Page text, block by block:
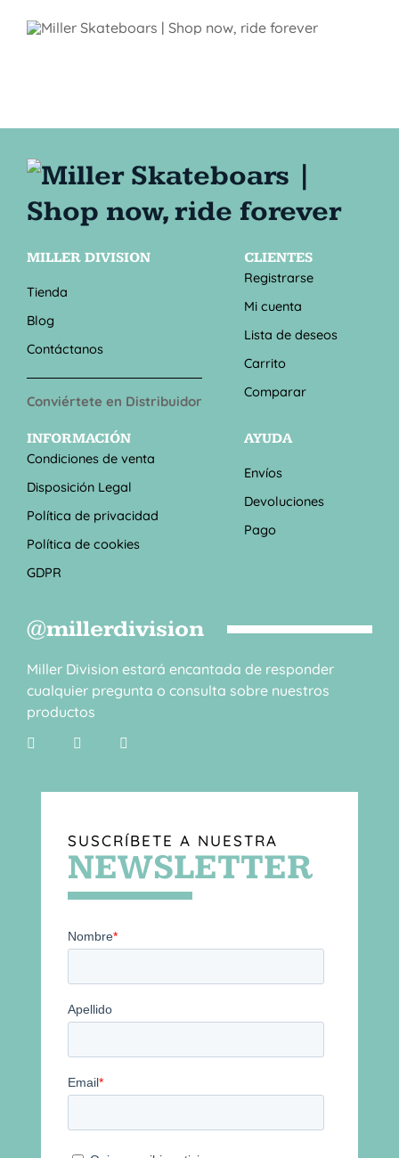
MILLER DIVISION
Tienda
Blog
Contáctanos
Conviértete en Distribuidor
CLIENTES
Registrarse
Mi cuenta
Lista de deseos
Carrito
Comparar
INFORMACIÓN
Condiciones de venta
Disposición Legal
Política de privacidad
Política de cookies
GDPR
AYUDA
Envíos
Devoluciones
Pago
@millerdivision
Miller Division estará encantada de responder
cualquier pregunta o consulta sobre nuestros
productos
SUSCRÍBETE A NUESTRA
NEWSLETTER